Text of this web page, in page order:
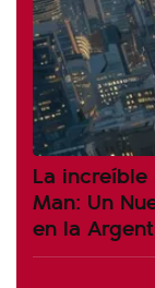
La
Man: Un
en la